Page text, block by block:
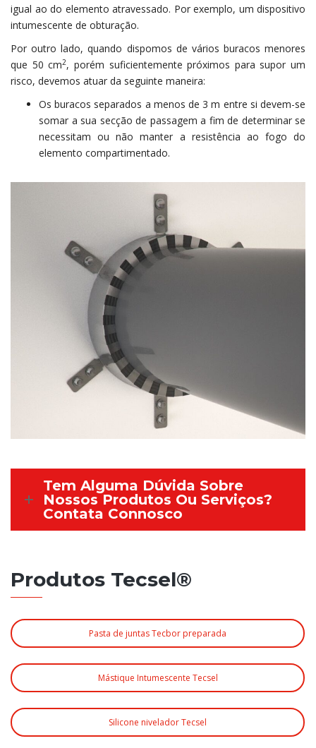
igual ao do elemento atravessado. Por exemplo, um dispositivo
intumescente de obturação.
Por outro lado, quando dispomos de vários buracos menores
que 50 cm2, porém suficientemente próximos para supor um
risco, devemos atuar da seguinte maneira:
Os buracos separados a menos de 3 m entre si devem-se
somar a sua secção de passagem a fim de determinar se
necessitam ou não manter a resistência ao fogo do
elemento compartimentado.
Tem Alguma Dúvida Sobre
Nossos Produtos Ou Serviços?
Contata Connosco
Produtos Tecsel®
Pasta de juntas Tecbor preparada
Mástique Intumescente Tecsel
Silicone nivelador Tecsel